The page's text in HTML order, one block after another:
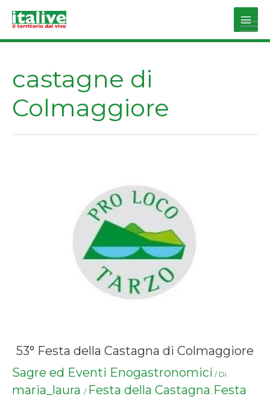
Main
castagne di
Colmaggiore
53° Festa della Castagna di Colmaggiore
Sagre ed Eventi Enogastronomici / Di
maria_laura / Festa della Castagna, Festa